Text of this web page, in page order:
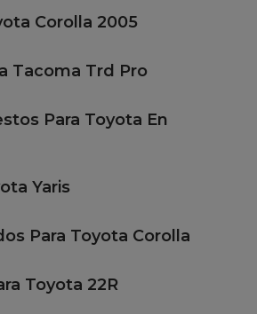
Corolla 2005
Tacoma Trd Pro
Para Toyota En
Yaris
Para Toyota Corolla
Toyota 22R